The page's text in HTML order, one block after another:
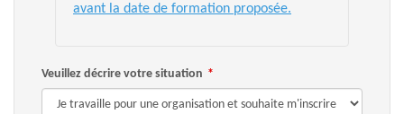
avant la date de formation proposée.
Veuillez décrire votre situation